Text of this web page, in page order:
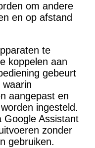
om andere
en op afstand
te
koppelen aan
gebeurt
aangepast en
ingesteld.
Google Assistant
zonder
gebruiken.